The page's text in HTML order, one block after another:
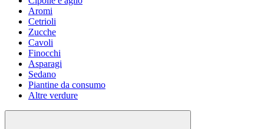
Aromi
Cetrioli
Zucche
Cavoli
Finocchi
Asparagi
Sedano
Piantine da consumo
Altre verdure